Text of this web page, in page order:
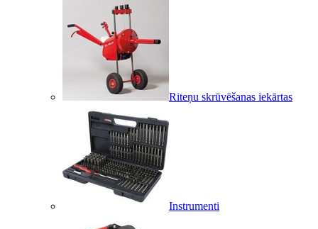
Riteņu skrūvēšanas iekārtas
Instrumenti